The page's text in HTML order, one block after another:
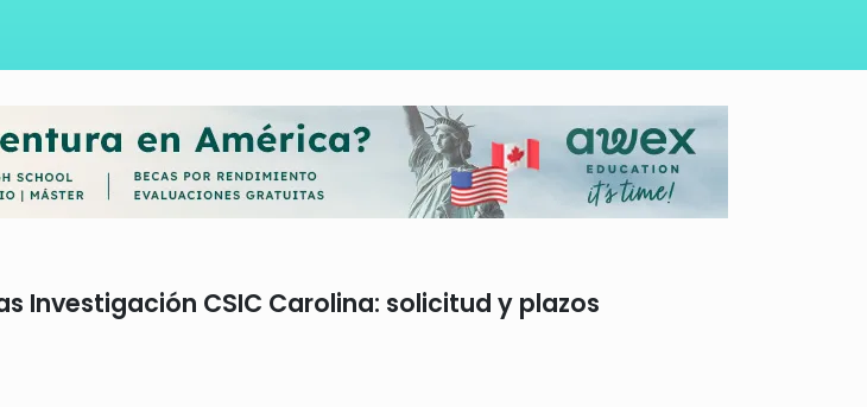
Investigación CSIC Carolina: solicitud y plazos